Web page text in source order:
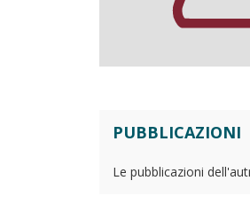
PUBBLICAZIONI
Le pubblicazioni